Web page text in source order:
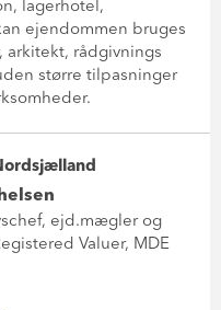
lagerhotel,
ejendommen bruges
arkitekt, rådgivnings
større tilpasninger
ejd.mægler og
Valuer, MDE